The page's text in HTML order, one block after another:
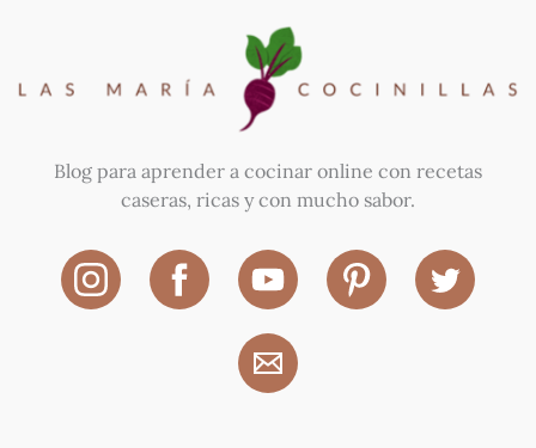
Blog para aprender a cocinar online con recetas
caseras, ricas y con mucho sabor.